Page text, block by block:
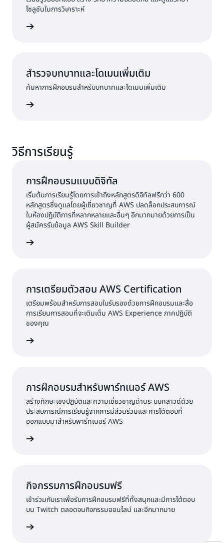
โซลูชันในการวิเคราะห์
สำรวจบทบาทและโดเมนเพิ่มเติม
ค้นหาการฝึกอบรมสำหรับบทบาทและโดเมนเพิ่มเติม
วิธีการเรียนรู้
การฝึกอบรมแบบดิจิทัล
เริ่มต้นการเรียนรู้โดยการเข้าถึงหลักสูตรดิจิทัลฟรีกว่า 600
หลักสูตรซึ่งดูแลโดยผู้เชี่ยวชาญที่ AWS ปลดล็อกประสบการณ์
ในห้องปฏิบัติการที่หลากหลายและอื่นๆ อีกมากมายด้วยการเป็น
ผู้สมัครรับข้อมูล AWS Skill Builder
การเตรียมตัวสอบ AWS Certification
เตรียมพร้อมสำหรับการสอบใบรับรองด้วยการฝึกอบรมและสื่อ
การเรียนการสอนที่จะเติมเต็ม AWS Experience ภาคปฏิบัติ
ของคุณ
การฝึกอบรมสำหรับพาร์ทเนอร์ AWS
สร้างทักษะเชิงปฏิบัติและความเชี่ยวชาญด้านระบบคลาวด์ด้วย
ประสบการณ์การเรียนรู้จากการมีส่วนร่วมและการโต้ตอบที่
ออกแบบมาสำหรับพาร์ทเนอร์ AWS
กิจกรรมการฝึกอบรมฟรี
เข้าร่วมกับเราเพื่อรับการฝึกอบรมฟรีที่ทั้งสนุกและมีการโต้ตอบ
บน Twitch ตลอดจนกิจกรรมออนไลน์ และอีกมากมาย